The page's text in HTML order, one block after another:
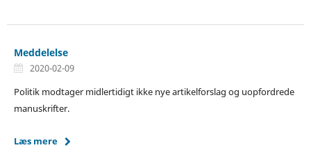
Meddelelse
2020-02-09
Politik modtager midlertidigt ikke nye artikelforslag og uopfordrede
manuskrifter.
Læs mere